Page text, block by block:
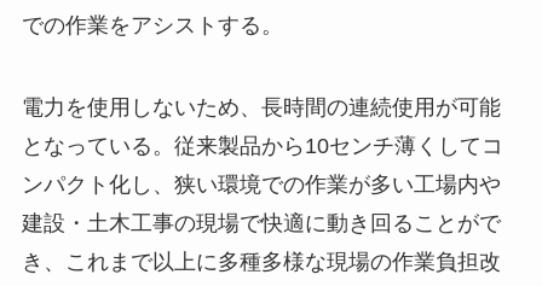
での作業をアシストする。
電力を使用しないため、長時間の連続使用が可能
となっている。従来製品から10センチ薄くしてコ
ンパクト化し、狭い環境での作業が多い工場内や
建設・土木工事の現場で快適に動き回ることがで
き、これまで以上に多種多様な現場の作業負担改